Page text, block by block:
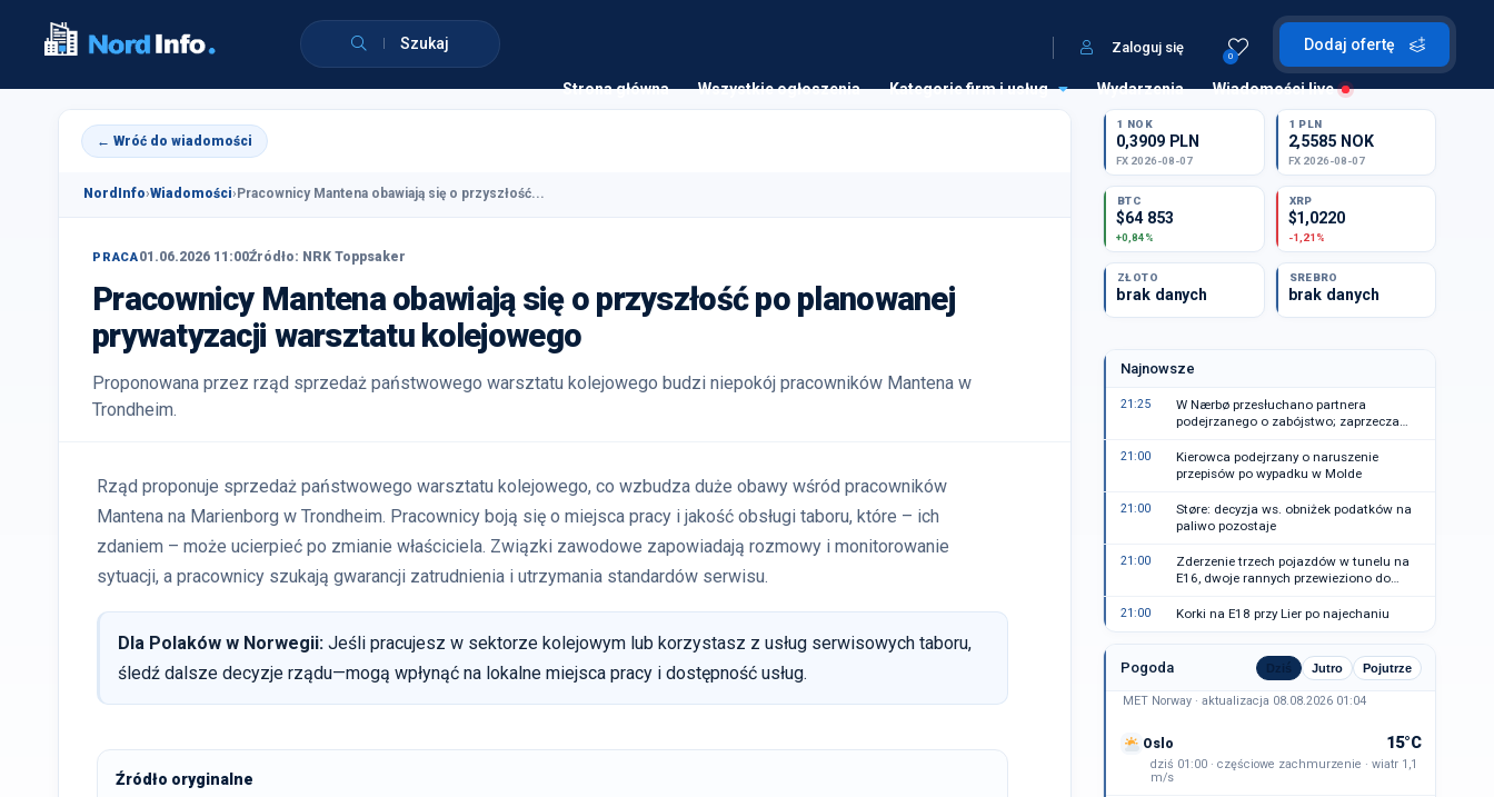
Szukaj Dodaj ofertę
0
Zaloguj się
Strona główna Wszystkie ogłoszenia Kategorie firm i usług Wydarzenia Wiadomości live
← Wróć do wiadomości
NordInfo›Wiadomości› Pracownicy Mantena obawiają się o przyszłość...
PRACA01.06.2026 11:00Źródło: NRK Toppsaker
Pracownicy Mantena obawiają się o przyszłość po planowanej
prywatyzacji warsztatu kolejowego
Proponowana przez rząd sprzedaż państwowego warsztatu kolejowego budzi niepokój pracowników Mantena w
Trondheim.
Rząd proponuje sprzedaż państwowego warsztatu kolejowego, co wzbudza duże obawy wśród pracowników
Mantena na Marienborg w Trondheim. Pracownicy boją się o miejsca pracy i jakość obsługi taboru, które – ich
zdaniem – może ucierpieć po zmianie właściciela. Związki zawodowe zapowiadają rozmowy i monitorowanie
sytuacji, a pracownicy szukają gwarancji zatrudnienia i utrzymania standardów serwisu.
Dla Polaków w Norwegii: Jeśli pracujesz w sektorze kolejowym lub korzystasz z usług serwisowych taboru,
śledź dalsze decyzje rządu—mogą wpłynąć na lokalne miejsca pracy i dostępność usług.
Źródło oryginalne
1 NOK
0,3909 PLN
FX 2026-08-07
1 PLN
2,5585 NOK
FX 2026-08-07
BTC
$64 853
+0,84%
XRP
$1,0220
-1,21%
ZŁOTO
brak danych
SREBRO
brak danych
Najnowsze
21:25
W Nærbø przesłuchano partnera
podejrzanego o zabójstwo; zaprzecza
21:00
Kierowca podejrzany o naruszenie
przepisów po wypadku w Molde
21:00
Støre: decyzja ws. obniżek podatków na
paliwo pozostaje
21:00
Zderzenie trzech pojazdów w tunelu na
E16, dwoje rannych przewieziono do
21:00 Korki na E18 przy Lier po najechaniu
Pogoda Dziś Jutro Pojutrze
MET Norway · aktualizacja 08.08.2026 01:04
Oslo 15°C
dziś 01:00 · częściowe zachmurzenie · wiatr 1,1
m/s